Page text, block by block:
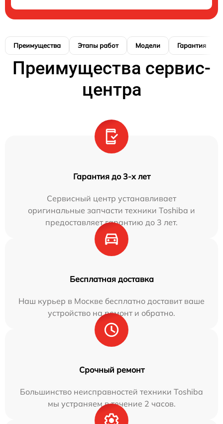
Преимущества Этапы работ Модели Гарантия
Преимущества сервис-
центра
Гарантия до 3-х лет
Сервисный центр устанавливает
оригинальные запчасти техники Toshiba и
предоставляет гарантию до 3 лет.
Бесплатная доставка
Наш курьер в Москве бесплатно доставит ваше
устройство на ремонт и обратно.
Срочный ремонт
Большинство неисправностей техники Toshiba
мы устраняем в течение 2 часов.